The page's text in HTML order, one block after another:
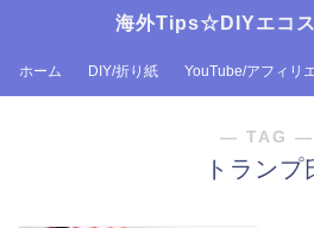
海外Tips☆DIYエコ
ホーム DIY/折り紙 YouTube/アフィリ
― TAG ―
トランプ